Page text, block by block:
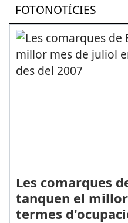
FOTONOTÍCIES
Les comarques
tanquen el
termes